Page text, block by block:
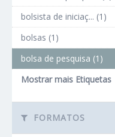
bolsista de iniciaç... (1)
bolsas (1)
bolsa de pesquisa (1)
Mostrar mais Etiquetas
FORMATOS